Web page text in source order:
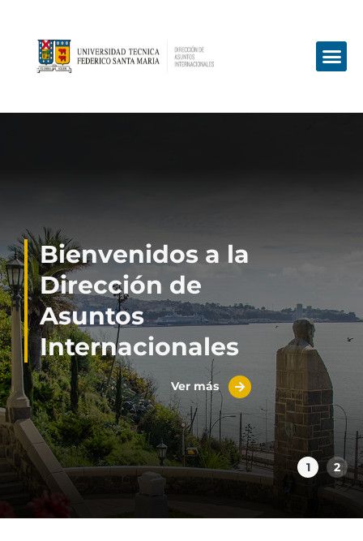
Bienvenidos a la
Dirección de
Asuntos
Internacionales
Ver más
1 2